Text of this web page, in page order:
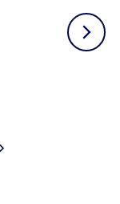
Suivant